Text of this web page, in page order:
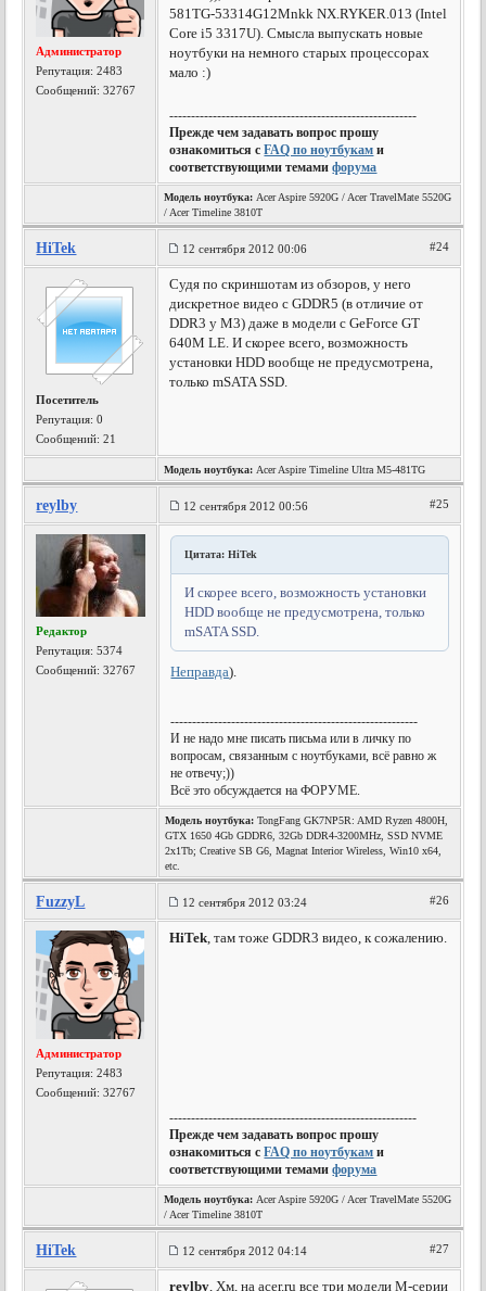
Администратор
Репутация:2483
Сообщений: 32767
581TG-53314G12Mnkk NX.RYKER.013 (Intel
Core i5 3317U). Смысла выпускать новые
ноутбуки на немного старых процессорах
мало :)
---------------------------------------------------------
Прежде чем задавать вопрос прошу
ознакомиться сFAQ по ноутбукам и
соответствующими темамифорума
Модель ноутбука: Acer Aspire 5920G / Acer TravelMate 5520G
/ Acer Timeline 3810T
HiTek 12 сентября 2012 00:06 #24
Посетитель
Репутация:0
Сообщений: 21
Судя по скриншотам из обзоров, у него
дискретное видео с GDDR5 (в отличие от
DDR3 у M3) даже в модели с GeForce GT
640M LE. И скорее всего, возможность
установки HDD вообще не предусмотрена,
только mSATA SSD.
Модель ноутбука: Acer Aspire Timeline Ultra M5-481TG
reylby 12 сентября 2012 00:56 #25
Редактор
Репутация:5374
Сообщений: 32767
Цитата: HiTek
И скорее всего, возможность установки
HDD вообще не предусмотрена, только
mSATA SSD.
Неправда).
---------------------------------------------------------
И не надо мне писать письма или в личку по
вопросам, связанным с ноутбуками, всё равно ж
не отвечу;))
Всё это обсуждается на ФОРУМЕ.
Модель ноутбука: TongFang GK7NP5R: AMD Ryzen 4800H,
GTX 1650 4Gb GDDR6, 32Gb DDR4-3200MHz, SSD NVME
2x1Tb; Creative SB G6, Magnat Interior Wireless, Win10 x64,
etc.
FuzzyL 12 сентября 2012 03:24 #26
Администратор
Репутация:2483
Сообщений: 32767
HiTek, там тоже GDDR3 видео, к сожалению.
---------------------------------------------------------
Прежде чем задавать вопрос прошу
ознакомиться сFAQ по ноутбукам и
соответствующими темамифорума
Модель ноутбука: Acer Aspire 5920G / Acer TravelMate 5520G
/ Acer Timeline 3810T
HiTek 12 сентября 2012 04:14 #27
reylby, Хм, на acer.ru все три модели M-серии